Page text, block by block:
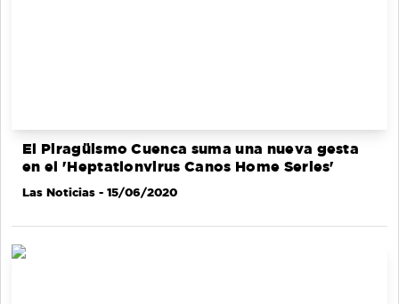
El Piragüismo Cuenca suma una nueva gesta
en el 'Heptatlonvirus Canos Home Series'
Las Noticias - 15/06/2020